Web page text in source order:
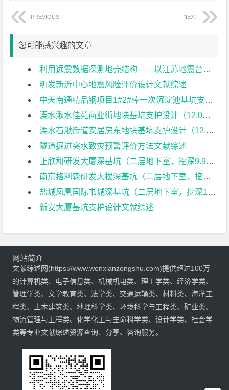
PREVIOUS NEXT
您可能感兴趣的文章
利用远震数据探测地壳结构——以江苏地震台站为例文献综述
明发新沂中心地震风险评价设计文献综述
中天南通精品钢项目1#2#棒一次沉淀池基坑支护设计（10.5米）文献综述
溧水湫水佳苑商业街地块基坑支护设计（12.0米）文献综述
溧水石湫街道安居房东地块基坑支护设计（12.0米）文献综述
隧道掘进突水致灾预警评价方法文献综述
正欣和研发大厦深基坑（二层地下室，挖深9.9m）支护设计文献综述
南京格利森研发大楼深基坑（二层地下室，挖深9.7m）支护设计文献综述
盐城凤凰国际书城深基坑（二层地下室，挖深11.5m）支护设计文献综述
新安大厦基坑支护设计文献综述
网站简介
文献综述网(https://www.wenxianzongshu.com)提供超过100万
的计算机类、电子信息类、机械机电类、理工学类、经济学类、
管理学类、文学教育类、法学类、交通运输类、材料类、海洋工
程类、土木建筑类、地理科学类、环境科学与工程类、矿业类、
物流管理与工程类、化学化工与生命科学类、设计学类、社会学
类等专业文献综述资源查询、分享、咨询服务。